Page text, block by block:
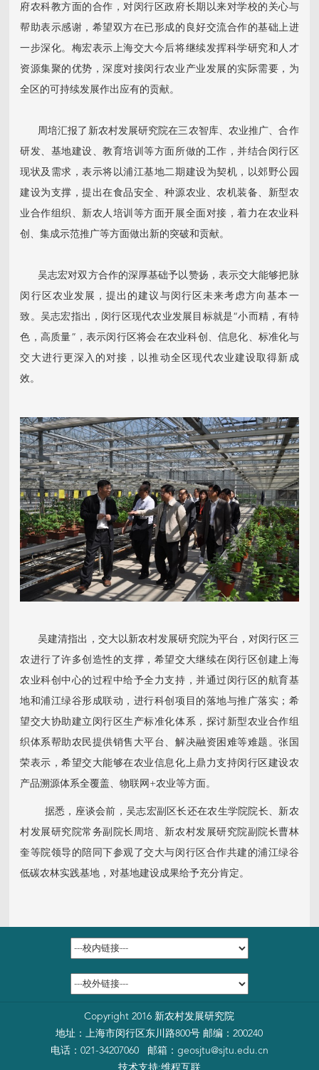
府农科教方面的合作，对闵行区政府长期以来对学校的关心与
帮助表示感谢，希望双方在已形成的良好交流合作的基础上进
一步深化。梅宏表示上海交大今后将继续发挥科学研究和人才
资源集聚的优势，深度对接闵行农业产业发展的实际需要，为
全区的可持续发展作出应有的贡献。
周培汇报了新农村发展研究院在三农智库、农业推广、合作
研发、基地建设、教育培训等方面所做的工作，并结合闵行区
现状及需求，表示将以浦江基地二期建设为契机，以郊野公园
建设为支撑，提出在食品安全、种源农业、农机装备、新型农
业合作组织、新农人培训等方面开展全面对接，着力在农业科
创、集成示范推广等方面做出新的突破和贡献。
吴志宏对双方合作的深厚基础予以赞扬，表示交大能够把脉
闵行区农业发展，提出的建议与闵行区未来考虑方向基本一
致。吴志宏指出，闵行区现代农业发展目标就是“小而精，有特
色，高质量”，表示闵行区将会在农业科创、信息化、标准化与
交大进行更深入的对接，以推动全区现代农业建设取得新成
效。
吴建清指出，交大以新农村发展研究院为平台，对闵行区三
农进行了许多创造性的支撑，希望交大继续在闵行区创建上海
农业科创中心的过程中给予全力支持，并通过闵行区的航育基
地和浦江绿谷形成联动，进行科创项目的落地与推广落实；希
望交大协助建立闵行区生产标准化体系，探讨新型农业合作组
织体系帮助农民提供销售大平台、解决融资困难等难题。张国
荣表示，希望交大能够在农业信息化上鼎力支持闵行区建设农
产品溯源体系全覆盖、物联网+农业等方面。
据悉，座谈会前，吴志宏副区长还在农生学院院长、新农
村发展研究院常务副院长周培、新农村发展研究院副院长曹林
奎等院领导的陪同下参观了交大与闵行区合作共建的浦江绿谷
低碳农林实践基地，对基地建设成果给予充分肯定。
Copyright 2016 新农村发展研究院
地址：上海市闵行区东川路800号 邮编：200240
电话：021-34207060 邮箱： geosjtu@sjtu.edu.cn
技术支持:维程互联